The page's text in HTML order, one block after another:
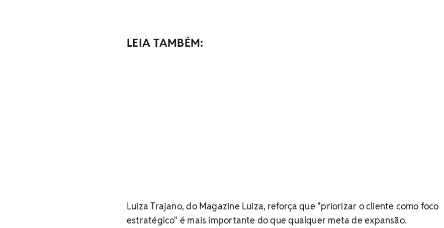
LEIA TAMBÉM:
Luiza Trajano, do Magazine Luiza, reforça que "priorizar o cliente como foco
estratégico" é mais importante do que qualquer meta de expansão.